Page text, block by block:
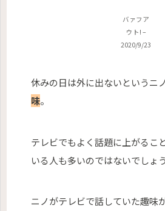
バァフア
ウト! –
2020/9/23
休みの日は外に出ないというニ
味。
テレビでもよく話題に上がるこ
いる人も多いのではないでしょ
ニノがテレビで話していた趣味